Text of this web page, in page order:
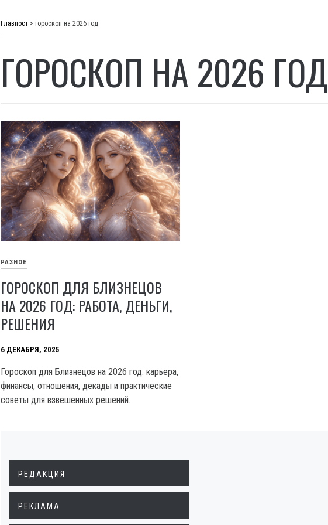
Главпост > гороскоп на 2026 год
ГОРОСКОП НА 2026 ГОД
РАЗНОЕ
ГОРОСКОП ДЛЯ БЛИЗНЕЦОВ
НА 2026 ГОД: РАБОТА, ДЕНЬГИ,
РЕШЕНИЯ
6 ДЕКАБРЯ, 2025
Гороскоп для Близнецов на 2026 год: карьера,
финансы, отношения, декады и практические
советы для взвешенных решений.
РЕДАКЦИЯ
РЕКЛАМА